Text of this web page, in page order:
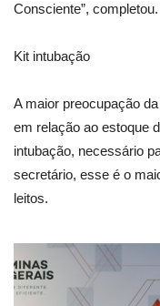
Consciente”, completou.
Kit intubação
A maior preocupação
em relação ao estoque
intubação, necessário
secretário, esse é o
leitos.